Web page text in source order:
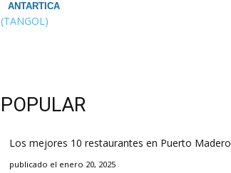
ANTARTICA
(TANGOL)
POPULAR
Los mejores 10 restaurantes en Puerto Madero
publicado el enero 20, 2025